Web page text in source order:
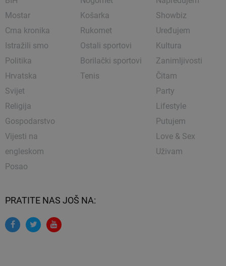
Mostar
Crna kronika
Istražili smo
Politika
Hrvatska
Svijet
Religija
Gospodarstvo
Vijesti na
engleskom
Posao
Košarka
Rukomet
Ostali sportovi
Borilački sportovi
Tenis
Showbiz
Uređujem
Kultura
Zanimljivosti
Čitam
Party
Lifestyle
Putujem
Love & Sex
Uživam
PRATITE NAS JOŠ NA: